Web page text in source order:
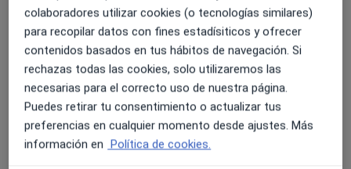
Psicoterapia en adolescentes
50 € - 70 € Detalles Reservar cita
Psicoterapia individual
Detalles Reservar cita
colaboradores utilizar cookies (o tecnologías similares)
para recopilar datos con fines estadísiticos y ofrecer
contenidos basados en tus hábitos de navegación. Si
rechazas todas las cookies, solo utilizaremos las
necesarias para el correcto uso de nuestra página.
Puedes retirar tu consentimiento o actualizar tus
preferencias en cualquier momento desde ajustes. Más
información en Política de cookies.